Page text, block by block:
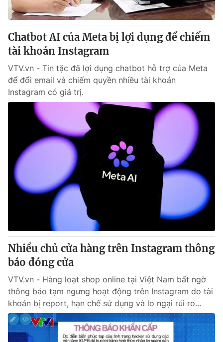
Chatbot AI của Meta bị lợi dụng để chiếm
tài khoản Instagram
VTV.vn - Tin tặc đã lợi dụng chatbot hỗ trợ của Meta
để đổi email và chiếm quyền nhiều tài khoản
Instagram có giá trị.
Nhiều chủ cửa hàng trên Instagram thông
báo đóng cửa
VTV.vn - Hàng loạt shop online tại Việt Nam bất ngờ
thông báo tạm ngưng hoạt động trên Instagram do tài
khoản bị report, hạn chế sử dụng và lo ngại rủi ro...